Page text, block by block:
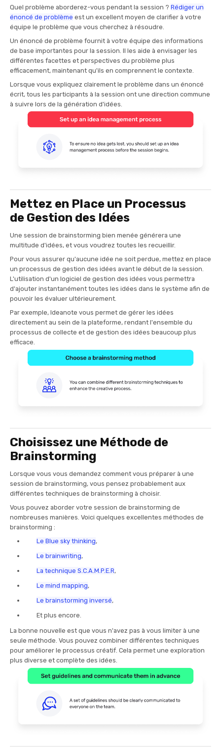
Quel problème aborderez-vous pendant la session ? Rédiger un
énoncé de problème est un excellent moyen de clarifier à votre
équipe le problème que vous cherchez à résoudre.
Un énoncé de problème fournit à votre équipe des informations
de base importantes pour la session. Il les aide à envisager les
différentes facettes et perspectives du problème plus
efficacement, maintenant qu'ils en comprennent le contexte.
Lorsque vous expliquez clairement le problème dans un énoncé
écrit, tous les participants à la session ont une direction commune
à suivre lors de la génération d'idées.
Mettez en Place un Processus
de Gestion des Idées
Une session de brainstorming bien menée générera une
multitude d'idées, et vous voudrez toutes les recueillir.
Pour vous assurer qu'aucune idée ne soit perdue, mettez en place
un processus de gestion des idées avant le début de la session.
L'utilisation d'un logiciel de gestion des idées vous permettra
d'ajouter instantanément toutes les idées dans le système afin de
pouvoir les évaluer ultérieurement.
Par exemple, Ideanote vous permet de gérer les idées
directement au sein de la plateforme, rendant l'ensemble du
processus de collecte et de gestion des idées beaucoup plus
efficace.
Choisissez une Méthode de
Brainstorming
Lorsque vous vous demandez comment vous préparer à une
session de brainstorming, vous pensez probablement aux
différentes techniques de brainstorming à choisir.
Vous pouvez aborder votre session de brainstorming de
nombreuses manières. Voici quelques excellentes méthodes de
brainstorming :
Le Blue sky thinking,
Le brainwriting,
La technique S.C.A.M.P.E.R,
Le mind mapping,
Le brainstorming inversé,
Et plus encore.
La bonne nouvelle est que vous n'avez pas à vous limiter à une
seule méthode. Vous pouvez combiner différentes techniques
pour améliorer le processus créatif. Cela permet une exploration
plus diverse et complète des idées.